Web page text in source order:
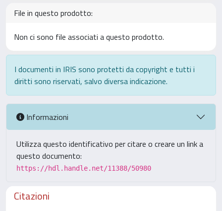
File in questo prodotto:
Non ci sono file associati a questo prodotto.
I documenti in IRIS sono protetti da copyright e tutti i
diritti sono riservati, salvo diversa indicazione.
Informazioni
Utilizza questo identificativo per citare o creare un link a
questo documento:
https://hdl.handle.net/11388/50980
Citazioni